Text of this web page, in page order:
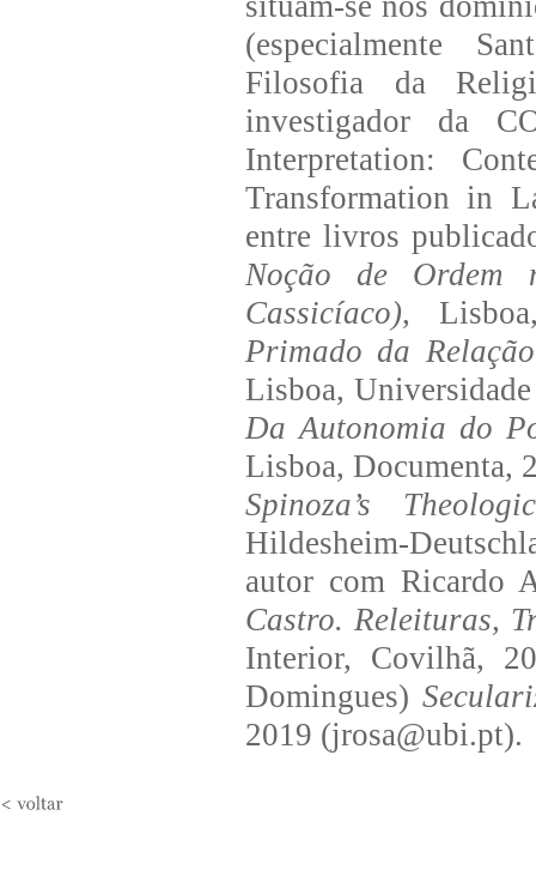
(especialmente
Filosofia da
investigador da
Interpretation:
Transformation in
entre livros
Noção de Ordem
Cassicíaco),
Primado da
Lisboa,
Da Autonomia do
Lisboa, Documenta,
Spinoza’s
Hildesheim-
autor com Ricardo
Castro. Releituras,
Interior, Covilhã,
Domingues)
2019 (jrosa@ubi.pt).